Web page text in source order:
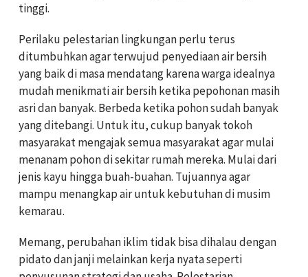
tinggi.
Perilaku pelestarian lingkungan perlu terus
ditumbuhkan agar terwujud penyediaanairbersih
yang baik di masa mendatang karena warga idealnya
mudah menikmatiairbersih ketika pepohonan masih
asri dan banyak. Berbeda ketika pohon sudah banyak
yang ditebangi. Untuk itu, cukup banyak tokoh
masyarakat mengajak semua masyarakat agar mulai
menanam pohon di sekitar rumah mereka. Mulai dari
jenis kayu hingga buah-buahan. Tujuannya agar
mampu menangkapairuntuk kebutuhan di musim
kemarau.
Memang, perubahan iklim tidak bisa dihalau dengan
pidato dan janji melainkan kerja nyata seperti